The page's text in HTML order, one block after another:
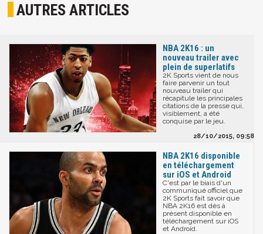
AUTRES ARTICLES
NBA 2K16 : un
nouveau trailer avec
plein de superlatifs
2K Sports vient de nous
faire parvenir un tout
nouveau trailer qui
récapitule les principales
citations de la presse qui,
visiblement, a été
conquise par le jeu.
28/10/2015, 09:58
NBA 2K16 disponible
en téléchargement
sur iOS et Android
C'est par le biais d'un
communiqué officiel que
2K Sports fait savoir que
NBA 2K16 est dès à
présent disponible en
téléchargement sur iOS
et Android.